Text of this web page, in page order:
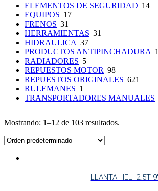
ELEMENTOS DE SEGURIDAD 14
EQUIPOS 17
FRENOS 31
HERRAMIENTAS 31
HIDRAULICA 37
PRODUCTOS ANTIPINCHADURA 1
RADIADORES 5
REPUESTOS MOTOR 98
REPUESTOS ORIGINALES 621
RULEMANES 1
TRANSPORTADORES MANUALES
Mostrando: 1–12 de 103 resultados.
LLANTA HELI 2.5T